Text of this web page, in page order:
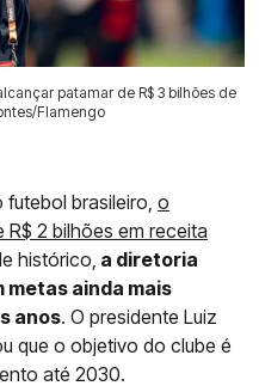
patamar de R$ 3 bilhões de
Flamengo
brasileiro, o
R$ 2 bilhões em receita
histórico, a diretoria
ainda mais
anos. O presidente Luiz
que o objetivo do clube é
até 2030.